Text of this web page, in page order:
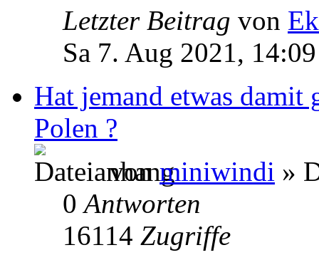
Letzter Beitrag von
Sa 7. Aug 2021, 14:09
Hat jemand etwas
Polen ?
vonminiwindi »
0Antworten
16114 Zugriffe